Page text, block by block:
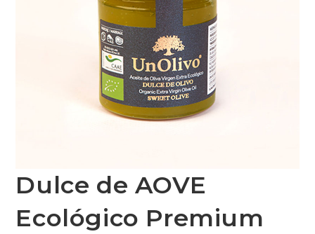
Dulce de AOVE
Ecológico Premium